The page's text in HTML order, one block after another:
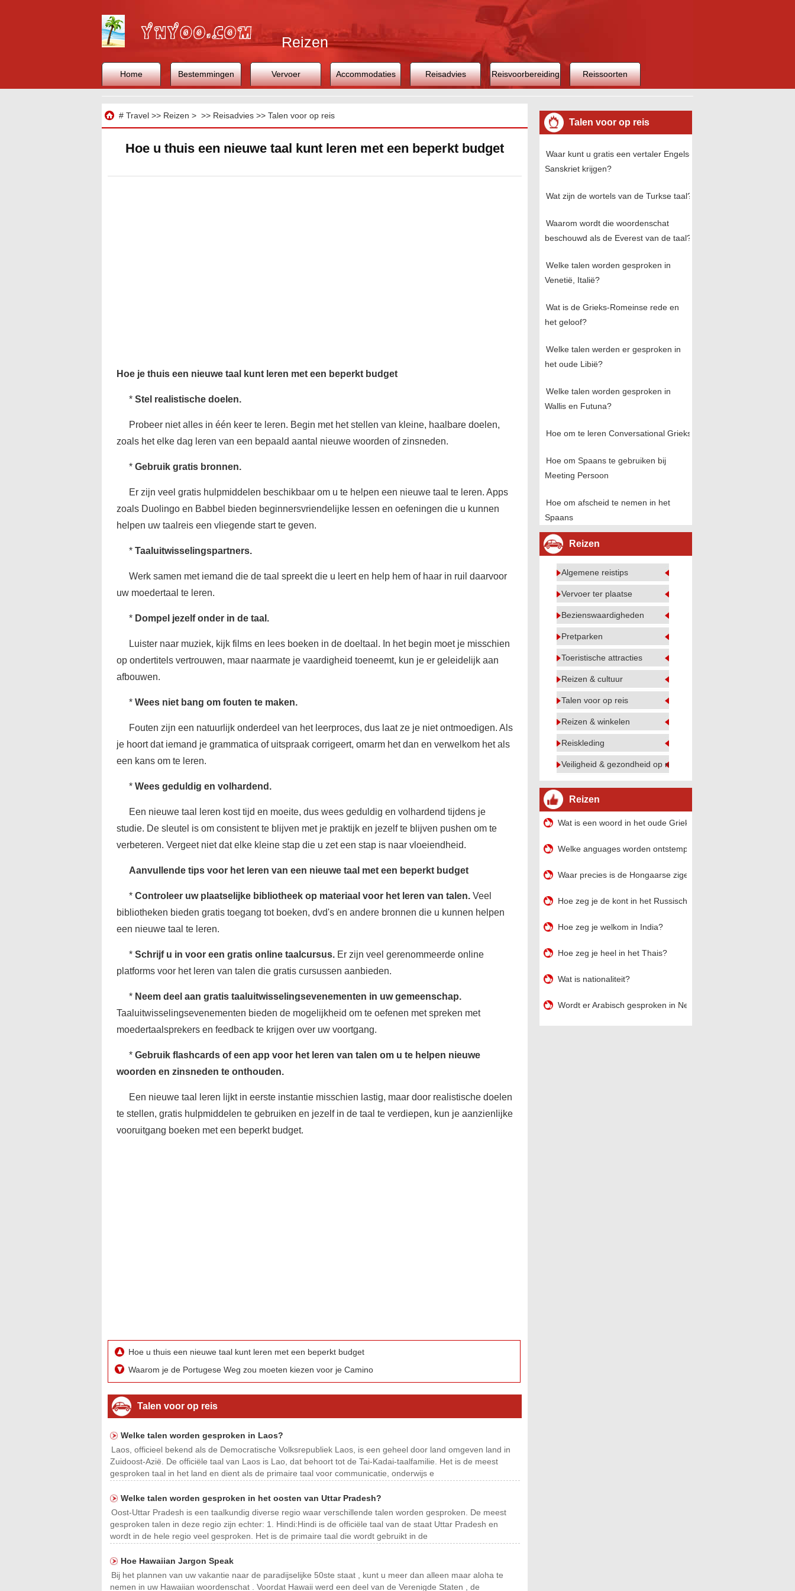
Reizen
Home Bestemmingen Vervoer Accommodaties Reisadvies Reisvoorbereiding Reissoorten
# Travel>> Reizen > >> Reisadvies>> Talen voor op reis
Hoe u thuis een nieuwe taal kunt leren met een beperkt budget
Hoe je thuis een nieuwe taal kunt leren met een beperkt budget
* Stel realistische doelen.
Probeer niet alles in één keer te leren. Begin met het stellen van kleine, haalbare doelen,
zoals het elke dag leren van een bepaald aantal nieuwe woorden of zinsneden.
* Gebruik gratis bronnen.
Er zijn veel gratis hulpmiddelen beschikbaar om u te helpen een nieuwe taal te leren. Apps
zoals Duolingo en Babbel bieden beginnersvriendelijke lessen en oefeningen die u kunnen
helpen uw taalreis een vliegende start te geven.
* Taaluitwisselingspartners.
Werk samen met iemand die de taal spreekt die u leert en help hem of haar in ruil daarvoor
uw moedertaal te leren.
* Dompel jezelf onder in de taal.
Luister naar muziek, kijk films en lees boeken in de doeltaal. In het begin moet je misschien
op ondertitels vertrouwen, maar naarmate je vaardigheid toeneemt, kun je er geleidelijk aan
afbouwen.
* Wees niet bang om fouten te maken.
Fouten zijn een natuurlijk onderdeel van het leerproces, dus laat ze je niet ontmoedigen. Als
je hoort dat iemand je grammatica of uitspraak corrigeert, omarm het dan en verwelkom het als
een kans om te leren.
* Wees geduldig en volhardend.
Een nieuwe taal leren kost tijd en moeite, dus wees geduldig en volhardend tijdens je
studie. De sleutel is om consistent te blijven met je praktijk en jezelf te blijven pushen om te
verbeteren. Vergeet niet dat elke kleine stap die u zet een stap is naar vloeiendheid.
Aanvullende tips voor het leren van een nieuwe taal met een beperkt budget
* Controleer uw plaatselijke bibliotheek op materiaal voor het leren van talen. Veel
bibliotheken bieden gratis toegang tot boeken, dvd's en andere bronnen die u kunnen helpen
een nieuwe taal te leren.
* Schrijf u in voor een gratis online taalcursus. Er zijn veel gerenommeerde online
platforms voor het leren van talen die gratis cursussen aanbieden.
* Neem deel aan gratis taaluitwisselingsevenementen in uw gemeenschap.
Taaluitwisselingsevenementen bieden de mogelijkheid om te oefenen met spreken met
moedertaalsprekers en feedback te krijgen over uw voortgang.
* Gebruik flashcards of een app voor het leren van talen om u te helpen nieuwe
woorden en zinsneden te onthouden.
Een nieuwe taal leren lijkt in eerste instantie misschien lastig, maar door realistische doelen
te stellen, gratis hulpmiddelen te gebruiken en jezelf in de taal te verdiepen, kun je aanzienlijke
vooruitgang boeken met een beperkt budget.
Hoe u thuis een nieuwe taal kunt leren met een beperkt budget
Waarom je de Portugese Weg zou moeten kiezen voor je Camino
Talen voor op reis
Welke talen worden gesproken in Laos?
Laos, officieel bekend als de Democratische Volksrepubliek Laos, is een geheel door land omgeven land in
Zuidoost-Azië. De officiële taal van Laos is Lao, dat behoort tot de Tai-Kadai-taalfamilie. Het is de meest
gesproken taal in het land en dient als de primaire taal voor communicatie, onderwijs e
Welke talen worden gesproken in het oosten van Uttar Pradesh?
Oost-Uttar Pradesh is een taalkundig diverse regio waar verschillende talen worden gesproken. De meest
gesproken talen in deze regio zijn echter: 1. Hindi:Hindi is de officiële taal van de staat Uttar Pradesh en
wordt in de hele regio veel gesproken. Het is de primaire taal die wordt gebruikt in de
Hoe Hawaiian Jargon Speak
Bij het plannen van uw vakantie naar de paradijselijke 50ste staat , kunt u meer dan alleen maar aloha te
nemen in uw Hawaiian woordenschat . Voordat Hawaii werd een deel van de Verenigde Staten , de
Talen voor op reis
Waar kunt u gratis een vertaler Engels-
Sanskriet krijgen?
Wat zijn de wortels van de Turkse taal?
Waarom wordt die woordenschat
beschouwd als de Everest van de taal?
Welke talen worden gesproken in
Venetië, Italië?
Wat is de Grieks-Romeinse rede en
het geloof?
Welke talen werden er gesproken in
het oude Libië?
Welke talen worden gesproken in
Wallis en Futuna?
Hoe om te leren Conversational Grieks
Hoe om Spaans te gebruiken bij
Meeting Persoon
Hoe om afscheid te nemen in het
Spaans
Reizen
Algemene reistips
Vervoer ter plaatse
Bezienswaardigheden
Pretparken
Toeristische attracties
Reizen & cultuur
Talen voor op reis
Reizen & winkelen
Reiskleding
Veiligheid & gezondheid op reis
Reizen
Wat is een woord in het oude Griekenland dat begint met een
Welke anguages ​​worden ontstemperd in Swaziland?
Waar precies is de Hongaarse zigeuneroorsprong, moeten ze
Hoe zeg je de kont in het Russisch?
Hoe zeg je welkom in India?
Hoe zeg je heel in het Thais?
Wat is nationaliteit?
Wordt er Arabisch gesproken in Nederland?